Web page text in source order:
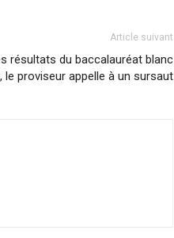
Article suivant
résultats du baccalauréat blanc
le proviseur appelle à un sursaut